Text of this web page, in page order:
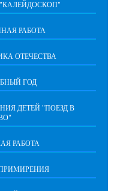
РАБОТА
ОТЕЧЕСТВА
ГОД
ДЕТЕЙ "ПОЕЗД В
РАБОТА